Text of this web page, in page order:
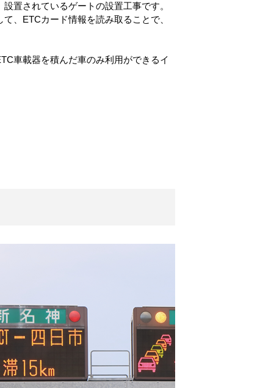
置されているゲートの設置工事です。
、ETCカード情報を読み取ることで、
車載器を積んだ車のみ利用ができるイ